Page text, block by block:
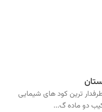
ترین کود های شیمایی
دو ماده گ...